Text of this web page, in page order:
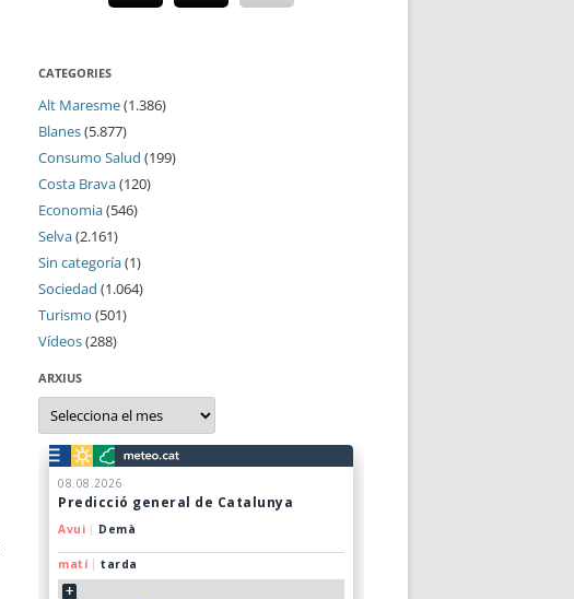
CATEGORIES
Alt Maresme(1.386)
Blanes(5.877)
Consumo Salud (199)
Costa Brava(120)
Economia(546)
Selva(2.161)
Sin categoría(1)
Sociedad (1.064)
Turismo (501)
Vídeos(288)
ARXIUS
Arxius